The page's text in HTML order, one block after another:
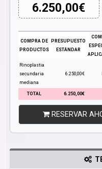
6.250,00€
COMPRA DE
PRODUCTOS
PRESUPUESTO
ESTÁNDAR
Rinoplastia
secundaria
mediana
6.250,00€
TOTAL 6.250,00€
RESERVAR